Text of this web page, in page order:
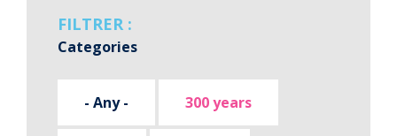
FILTRER :
Categories
- Any - 300 years